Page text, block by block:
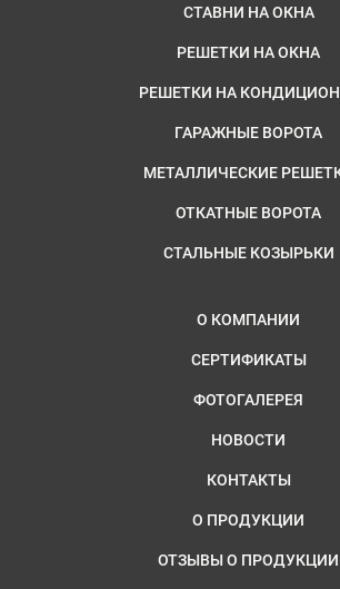
СТАВНИ НА ОКНА
РЕШЕТКИ НА ОКНА
РЕШЕТКИ НА
ГАРАЖНЫЕ ВОРОТА
МЕТАЛЛИЧЕСКИЕ
ОТКАТНЫЕ ВОРОТА
СТАЛЬНЫЕ КОЗЫРЬКИ
О КОМПАНИИ
СЕРТИФИКАТЫ
ФОТОГАЛЕРЕЯ
НОВОСТИ
КОНТАКТЫ
О ПРОДУКЦИИ
ОТЗЫВЫ О ПРОДУКЦИИ